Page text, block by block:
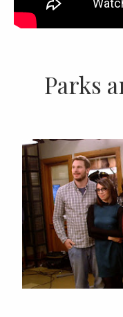
Parks